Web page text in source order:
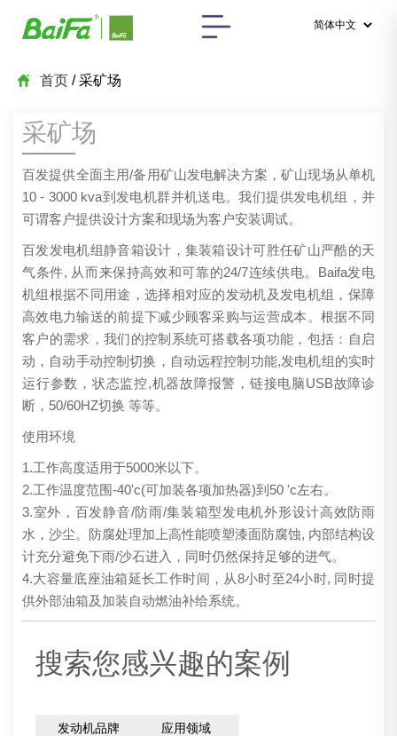
首页 / 采矿场
采矿场
百发提供全面主用/备用矿山发电解决方案，矿山现场从单机
10 - 3000 kva到发电机群并机送电。我们提供发电机组，并
可谓客户提供设计方案和现场为客户安装调试。
百发发电机组静音箱设计，集装箱设计可胜任矿山严酷的天
气条件, 从而来保持高效和可靠的24/7连续供电。Baifa发电
机组根据不同用途，选择相对应的发动机及发电机组，保障
高效电力输送的前提下减少顾客采购与运营成本。根据不同
客户的需求，我们的控制系统可搭载各项功能，包括：自启
动，自动手动控制切换，自动远程控制功能,发电机组的实时
运行参数，状态监控,机器故障报警，链接电脑USB故障诊
断，50/60HZ切换 等等。
使用环境
1.工作高度适用于5000米以下。
2.工作温度范围-40'c(可加装各项加热器)到50 'c左右。
3.室外，百发静音/防雨/集装箱型发电机外形设计高效防雨
水，沙尘。防腐处理加上高性能喷塑漆面防腐蚀, 内部结构设
计充分避免下雨/沙石进入，同时仍然保持足够的进气。
4.大容量底座油箱延长工作时间，从8小时至24小时, 同时提
供外部油箱及加装自动燃油补给系统。
搜索您感兴趣的案例
发动机品牌 应用领域